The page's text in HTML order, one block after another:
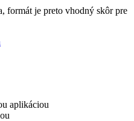
formát je preto vhodný skôr pre
aplikáciou